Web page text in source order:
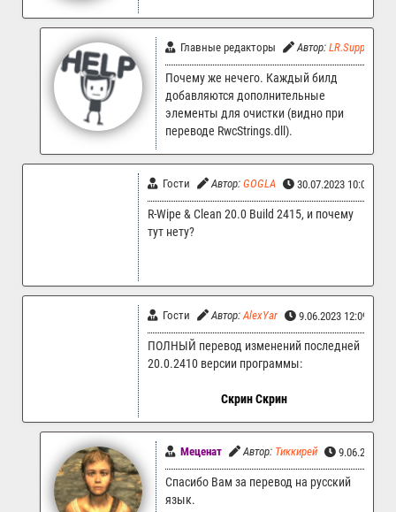
Главные редакторы Автор: LR.Support
Почему же нечего. Каждый билд
добавляются дополнительные
элементы для очистки (видно при
переводе RwcStrings.dll).
Гости Автор: GOGLA 30.07.2023 10:09
R-Wipe & Clean 20.0 Build 2415, и почему
тут нету?
Гости Автор:AlexYar 9.06.2023 12:09
ПОЛНЫЙ перевод изменений последней
20.0.2410 версии программы:
Скрин Скрин
Меценат Автор: Тиккирей 9.06.2023
Спасибо Вам за перевод на русский
язык.